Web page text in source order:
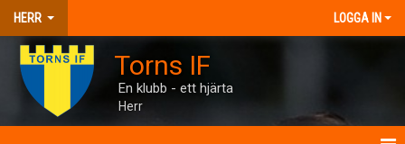
HERR LOGGA IN
Torns IF
En klubb - ett hjärta
Herr